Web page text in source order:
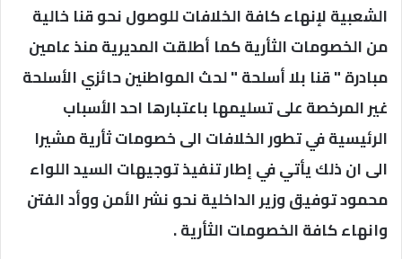
الشعبية لإنهاء كافة الخلافات للوصول نحو قنا خالية
من الخصومات الثأرية كما أطلقت المديرية منذ عامين
مبادرة " قنا بلا أسلحة " لحث المواطنين حائزي الأسلحة
غير المرخصة على تسليمها باعتبارها احد الأسباب
الرئيسية في تطور الخلافات الى خصومات ثأرية مشيرا
الى ان ذلك يأتي في إطار تنفيذ توجيهات السيد اللواء
محمود توفيق وزير الداخلية نحو نشر الأمن ووأد الفتن
وانهاء كافة الخصومات الثأرية .